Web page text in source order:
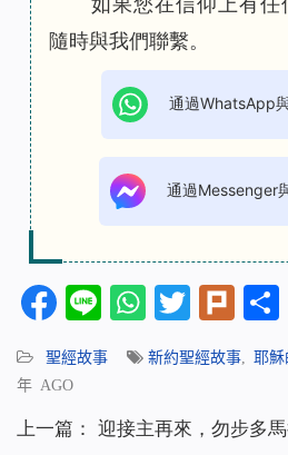
隨時與我們聯繫。
通過WhatsApp
通過Messenger
Facebook
Line Twitter
聖經故事 新約聖經故事 耶穌
年 AGO
上一篇： 迎接主再來，勿步多馬